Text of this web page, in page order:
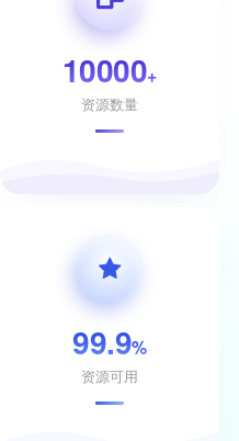
10000+
资源数量
99.9%
资源可用